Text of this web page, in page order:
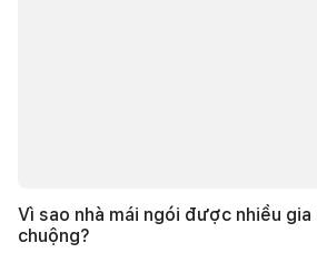
Vì sao nhà mái ngói được nhiều
chuộng?